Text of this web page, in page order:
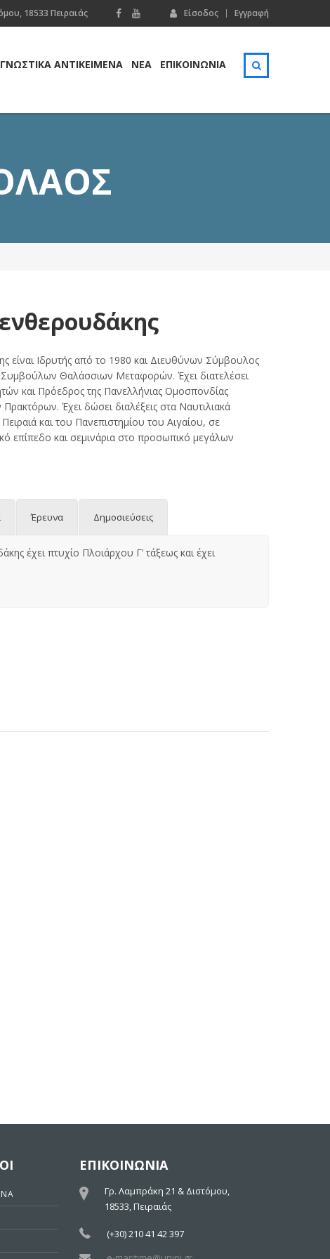
Είσοδος Εγγραφή
18533 Πειραιάς
ΓΝΩΣΤΙΚΑ ΑΝΤΙΚΕΙΜΕΝΑ ΝΕΑ ΕΠΙΚΟΙΝΩΝΊΑ
είναι Ιδρυτής από το 1980 και Διευθύνων Σύμβουλος
Συμβούλων Θαλάσσιων Μεταφορών. Έχει διατελέσει
και Πρόεδρος της Πανελλήνιας Ομοσπονδίας
Έχει δώσει διαλέξεις στα Ναυτιλιακά
και του Πανεπιστημίου του Αιγαίου, σε
επίπεδο και σεμινάρια στο προσωπικό μεγάλων
Έρευνα Δημοσιεύσεις
έχει πτυχίο Πλοιάρχου Γ’ τάξεως και έχει
ΕΠΙΚΟΙΝΩΝΙΑ
Γρ. Λαμπράκη 21 & Διστόμου,
18533, Πειραιάς
(+30) 210 41 42 397